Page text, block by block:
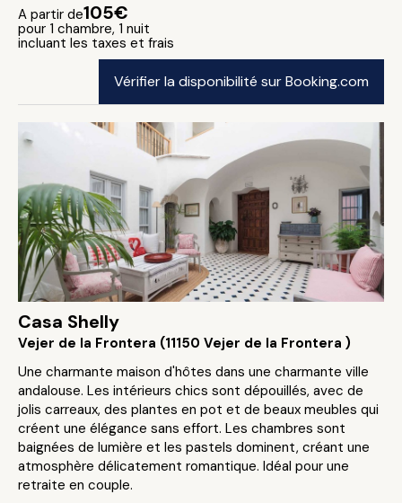
A partir de105€
pour 1 chambre, 1 nuit
incluant les taxes et frais
Vérifier la disponibilité sur Booking.com
Casa Shelly
Vejer de la Frontera (11150 Vejer de la Frontera )
Une charmante maison d'hôtes dans une charmante ville
andalouse. Les intérieurs chics sont dépouillés, avec de
jolis carreaux, des plantes en pot et de beaux meubles qui
créent une élégance sans effort. Les chambres sont
baignées de lumière et les pastels dominent, créant une
atmosphère délicatement romantique. Idéal pour une
retraite en couple.